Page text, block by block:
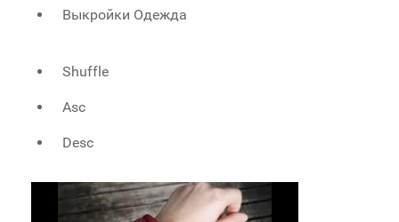
Выкройки Одежда
Shuffle
Asc
Desc